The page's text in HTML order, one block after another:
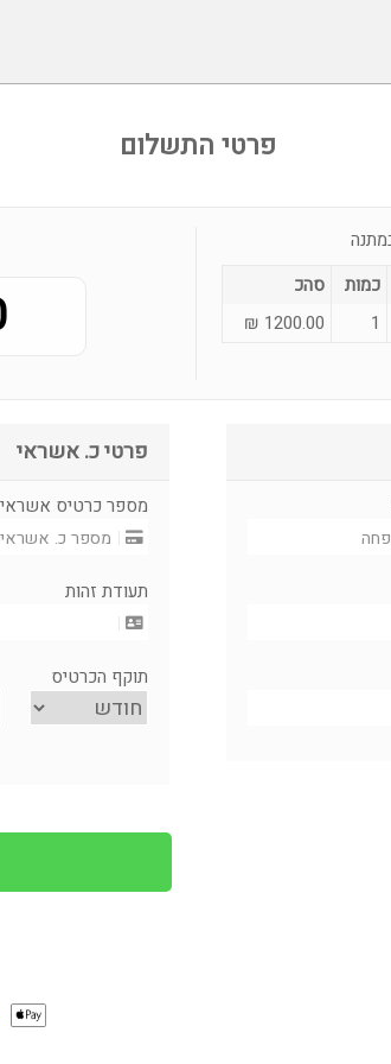
פרטי התשלום
כמות
סהכ
1
1200.00
₪
פרטי כ. אשראי
מספר כרטיס אשראי
תעודת זהות
תוקף הכרטיס